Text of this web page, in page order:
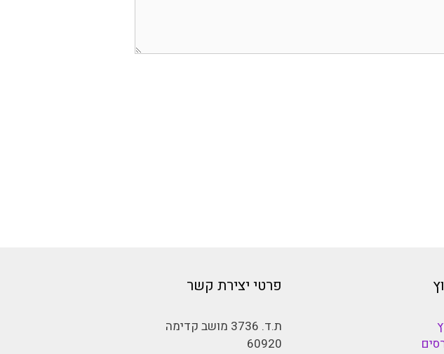
פרטי יצירת קשר
ת.ד. 3736 מושב קדימה
60920